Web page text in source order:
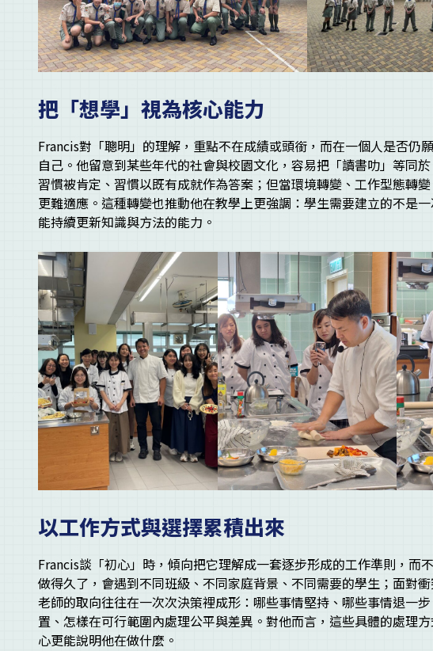
把「想學」視為核心能力
Francis對「聰明」的理解，重點不在成績或頭銜，而在一個人是否仍
自己。他留意到某些年代的社會與校園文化，容易把「讀書叻」等同
習慣被肯定、習慣以既有成就作為答案；但當環境轉變、工作型態轉
更難適應。這種轉變也推動他在教學上更強調：學生需要建立的不是
能持續更新知識與方法的能力。
以工作方式與選擇累積出來
Francis談「初心」時，傾向把它理解成一套逐步形成的工作準則，而
做得久了，會遇到不同班級、不同家庭背景、不同需要的學生；面對
老師的取向往往在一次次決策裡成形：哪些事情堅持、哪些事情退一
置、怎樣在可行範圍內處理公平與差異。對他而言，這些具體的處理
心更能說明他在做什麼。